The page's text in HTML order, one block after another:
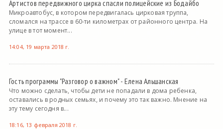
Артистов передвижного цирка спасли полицейские из Бодайбо
Микроавтобус, в котором передвигалась цирковая труппа,
сломался на трассе в 60-ти километрах от районного центра. На
улице в тот момент...
14:04, 19 марта 2018 г.
Гость программы "Разговор о важном" - Елена Альшанская
Что можно сделать, чтобы дети не попадали в дома ребенка,
оставались в родных семьях, и почему это так важно. Мнение на
эту тему сегодня в...
18:16, 13 февраля 2018 г.